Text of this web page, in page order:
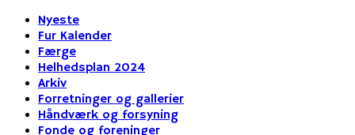
Nyeste
Fur Kalender
Færge
Helhedsplan 2024
Arkiv
Forretninger og gallerier
Håndværk og forsyning
Fonde og foreninger